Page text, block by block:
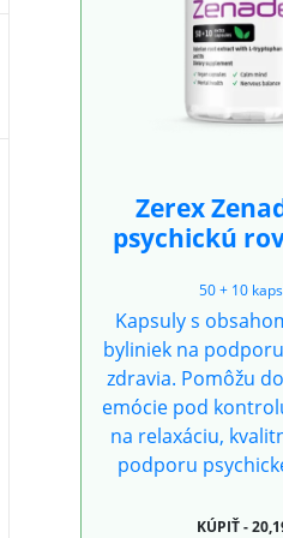
Zerex
psychickú
50 + 10
Kapsuly s
byliniek na
zdravia. Pomôžu
emócie pod
na relaxáciu,
podporu
KÚPIŤ -